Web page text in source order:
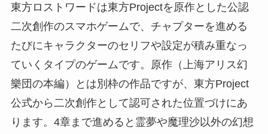
東方ロストワードは東方Projectを原作とした公認
二次創作のスマホゲームで、チャプターを進める
たびにキャラクターのセリフや設定が積み重なっ
ていくタイプのゲームです。原作（上海アリス幻
樂団の本編）とは別枠の作品ですが、東方Project
公式から二次創作として認可された位置づけにあ
ります。4章まで進めると霊夢や魔理沙以外の幻想